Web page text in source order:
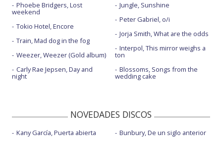
Phoebe Bridgers, Lost
weekend
Tokio Hotel, Encore
Train, Mad dog in the fog
Weezer, Weezer (Gold album)
Carly Rae Jepsen, Day and
night
Jungle, Sunshine
Peter Gabriel, o/i
Jorja Smith, What are the odds
Interpol, This mirror weighs a
ton
Blossoms, Songs from the
wedding cake
NOVEDADES DISCOS
Kany García, Puerta abierta
Bunbury, De un siglo anterior